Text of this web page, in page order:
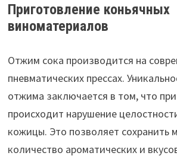
Приготовление коньячных
виноматериалов
Отжим сока производится на
пневматических прессах.
отжима заключается в том, что
происходит нарушение
кожицы. Это позволяет сохранить
количество ароматических и